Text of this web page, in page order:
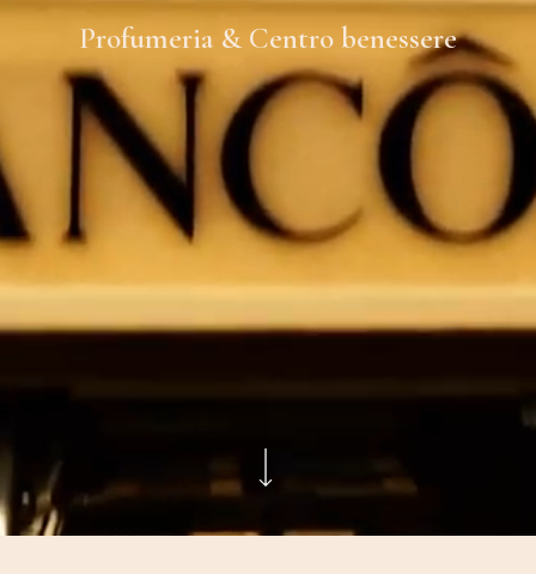
Profumeria & Centro benessere